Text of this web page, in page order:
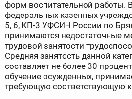
форм воспитательной работы.
федеральных казенных
5, 6, КП-3 УФСИН России по
принимаются недостаточные
трудовой занятости
Средняя занятость данной
составляет не более 30
обучение осужденных,
требующую соответствующую